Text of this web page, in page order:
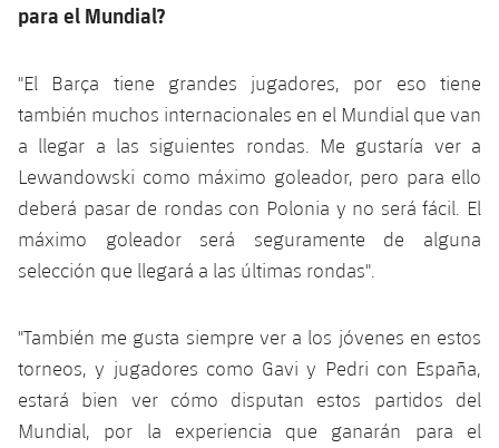
para el Mundial?
"El Barça tiene grandes jugadores, por eso tiene
también muchos internacionales en el Mundial que van
a llegar a las siguientes rondas. Me gustaría ver a
Lewandowski como máximo goleador, pero para ello
deberá pasar de rondas con Polonia y no será fácil. El
máximo goleador será seguramente de alguna
selección que llegará a las últimas rondas".
"También me gusta siempre ver a los jóvenes en estos
torneos, y jugadores como Gavi y Pedri con España,
estará bien ver cómo disputan estos partidos del
Mundial, por la experiencia que ganarán para el